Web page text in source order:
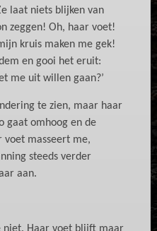
laat niets blijken van
zeggen! Oh, haar voet!
kruis maken me gek!
en gooi het eruit:
me uit willen gaan?’
te zien, maar haar
gaat omhoog en de
voet masseert me,
steeds verder
aan.
niet. Haar voet blijft maar